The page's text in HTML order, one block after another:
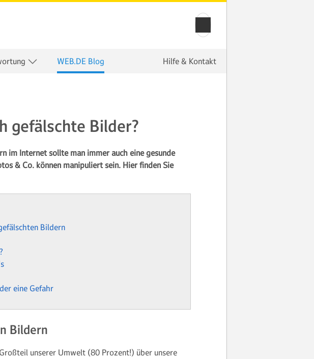
WEB.DE Blog Hilfe & Kontakt
gefälschte Bilder?
im Internet sollte man immer auch eine gesunde
& Co. können manipuliert sein. Hier finden Sie
Bildern
eine Gefahr
Bildern
unserer Umwelt (80 Prozent!) über unsere